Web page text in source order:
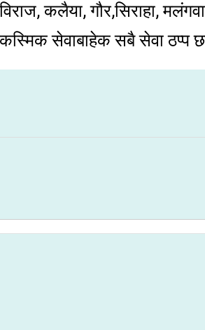
कलैया, गौर,सिराहा,
सेवाबाहेक सबै सेवा ठप्प